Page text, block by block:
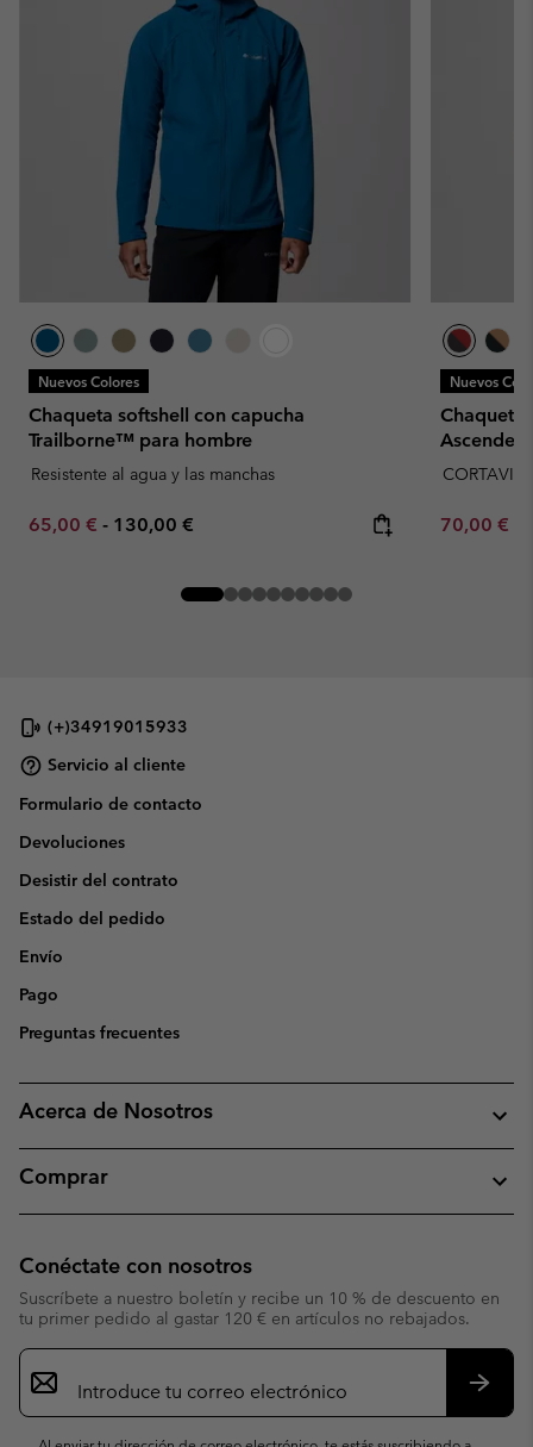
Nuevos Colores
Chaqueta softshell con capucha
Trailborne™ para hombre
Resistente al agua y las manchas
Minimum sale price:
65,00 € - Maximum price:
130,00 €
Nuevos
Chaqueta
Minimum
70,00 €
(+)34919015933
Servicio al cliente
Formulario de contacto
Devoluciones
Desistir del contrato
Estado del pedido
Envío
Pago
Preguntas frecuentes
Acerca de Nosotros
Comprar
Conéctate con nosotros
Suscríbete a nuestro boletín y recibe un 10 % de descuento en
tu primer pedido al gastar 120 € en artículos no rebajados.
Suscripción
de
correo